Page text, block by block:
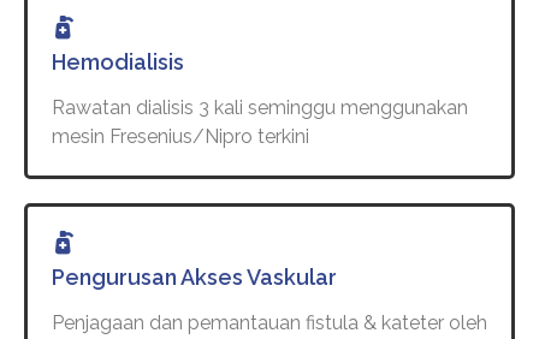
Hemodialisis
Rawatan dialisis 3 kali seminggu menggunakan
mesin Fresenius/Nipro terkini
Pengurusan Akses Vaskular
Penjagaan dan pemantauan fistula & kateter oleh